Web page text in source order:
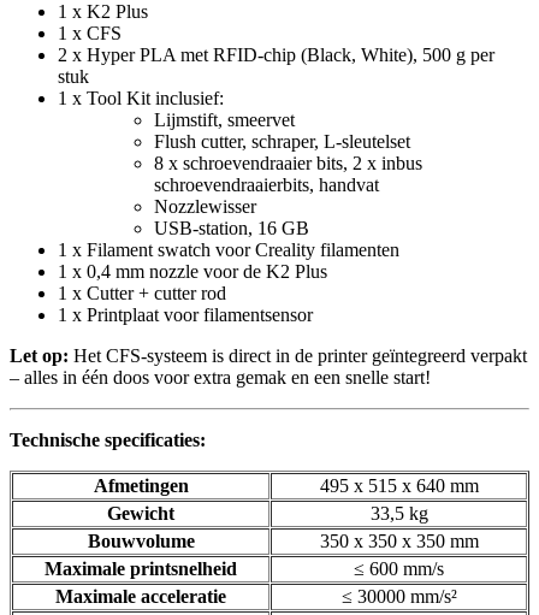
1 x K2 Plus
1 x CFS
2 x Hyper PLA met RFID-chip (Black, White), 500 g per
stuk
1 x Tool Kit inclusief:
Lijmstift, smeervet
Flush cutter, schraper, L-sleutelset
8 x schroevendraaier bits, 2 x inbus
schroevendraaierbits, handvat
Nozzlewisser
USB-station, 16 GB
1 x Filament swatch voor Creality filamenten
1 x 0,4 mm nozzle voor de K2 Plus
1 x Cutter + cutter rod
1 x Printplaat voor filamentsensor
Let op: Het CFS-systeem is direct in de printer geïntegreerd verpakt
– alles in één doos voor extra gemak en een snelle start!
Technische specificaties:
Afmetingen
495 x 515 x 640 mm
Gewicht
33,5 kg
Bouwvolume
350 x 350 x 350 mm
Maximale printsnelheid
≤ 600 mm/s
Maximale acceleratie
≤ 30000 mm/s²